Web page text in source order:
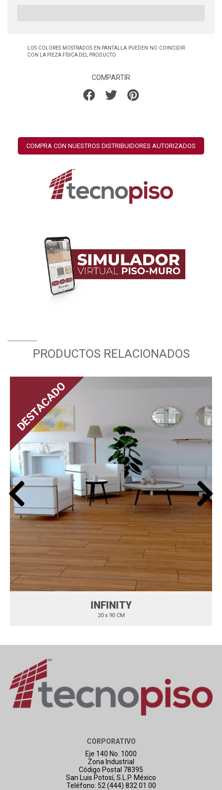
LOS COLORES MOSTRADOS EN PANTALLA PUEDEN NO COINCIDIR
CON LA PIEZA FÍSICA DEL PRODUCTO.
COMPARTIR
COMPRA CON NUESTROS DISTRIBUIDORES AUTORIZADOS
PRODUCTOS RELACIONADOS
DESTACADO
INFINITY
20 x 90 CM
CORPORATIVO
Eje 140 No. 1000
Zona Industrial
Código Postal 78395
San Luis Potosí, S.L.P. México
Teléfono: 52 (444) 832 01 00